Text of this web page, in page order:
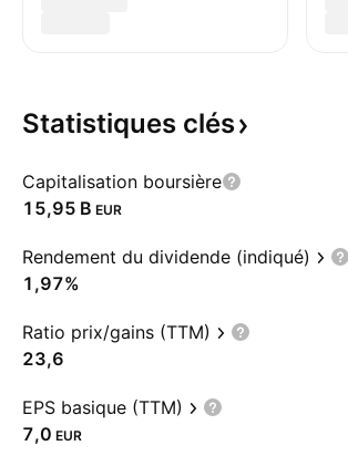
Statistiques clés
Capitalisation boursière
‪15,95 B‬ EUR
Rendement du dividende (indiqué)
1,97%
Ratio prix/gains (TTM)
23,6
EPS basique (TTM)
7,0 EUR